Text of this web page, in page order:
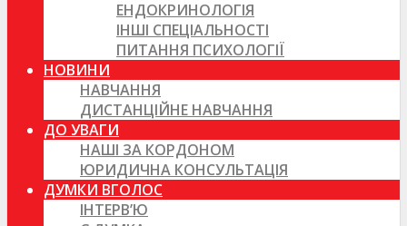
ЕНДОКРИНОЛОГІЯ
ІНШІ СПЕЦІАЛЬНОСТІ
ПИТАННЯ ПСИХОЛОГІЇ
НОВИНИ
НАВЧАННЯ
ДИСТАНЦІЙНЕ НАВЧАННЯ
ДО УВАГИ
НАШІ ЗА КОРДОНОМ
ЮРИДИЧНА КОНСУЛЬТАЦІЯ
ДУМКИ ВГОЛОС
ІНТЕРВ’Ю